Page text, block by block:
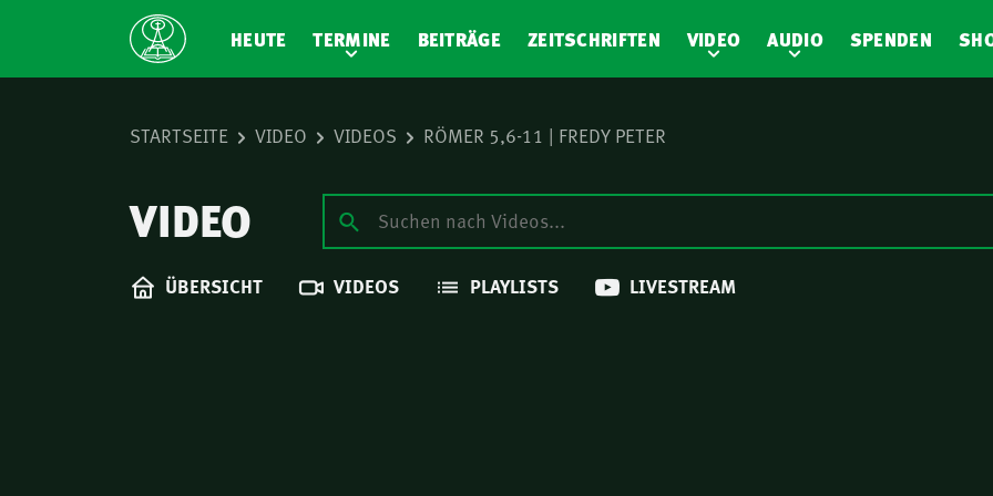
HEUTE TERMINE BEITRÄGE ZEITSCHRIFTEN VIDEO AUDIO SPENDEN
STARTSEITE VIDEO VIDEOS RÖMER 5,6-11 | FREDY PETER
VIDEO
ÜBERSICHT VIDEOS PLAYLISTS LIVESTREAM